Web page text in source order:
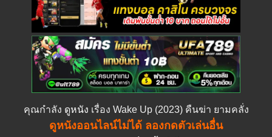
คุณกำลัง ดูหนัง เรื่อง Wake Up (2023) คืนฆ่า ยามคลั่ง
ดูหนังออนไลน์ไม่ได้ ลองกดตัวเล่นอื่น